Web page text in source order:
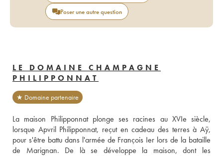
Poser une autre question
LE DOMAINE CHAMPAGNE
PHILIPPONNAT
★ Domaine partenaire
La maison Philipponnat plonge ses racines au XVIe siècle,
lorsque Apvril Philipponnat, reçut en cadeau des terres à Aÿ,
pour s'être battu dans l'armée de François Ier lors de la bataille
de Marignan. De là se développe la maison, dont les